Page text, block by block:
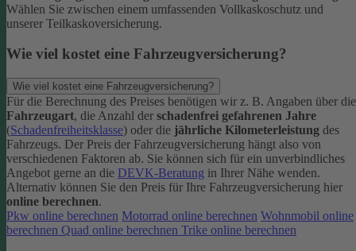
Wählen Sie zwischen einem umfassenden Vollkaskoschutz und
unserer Teilkaskoversicherung.
Wie viel kostet eine Fahrzeugversicherung?
Wie viel kostet eine Fahrzeugversicherung?
Für die Berechnung des Preises benötigen wir z. B. Angaben über die
Fahrzeugart, die Anzahl der schadenfrei gefahrenen Jahre
(Schadenfreiheitsklasse) oder die jährliche Kilometerleistung des
Fahrzeugs. Der Preis der Fahrzeugversicherung hängt also von
verschiedenen Faktoren ab. Sie können sich für ein unverbindliches
Angebot gerne an die DEVK-Beratung in Ihrer Nähe wenden.
Alternativ können Sie den Preis für Ihre Fahrzeugversicherung hier
online berechnen.
Pkw online berechnen Motorrad online berechnen Wohnmobil online
berechnen Quad online berechnen Trike online berechnen